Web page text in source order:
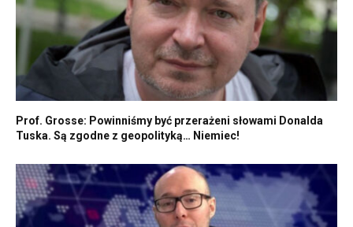
Prof. Grosse: Powinniśmy być przerażeni słowami Donalda
Tuska. Są zgodne z geopolityką… Niemiec!